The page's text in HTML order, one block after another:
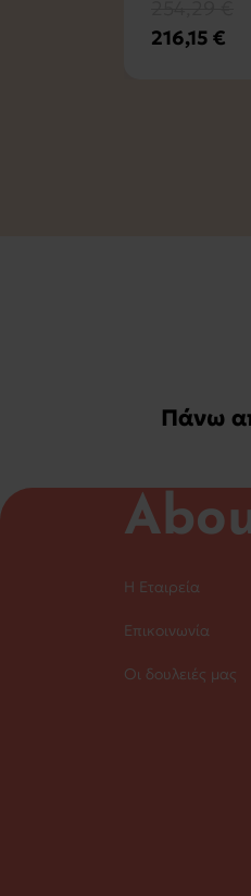
216,15 €
Πάνω
Η Εταιρεία
Επικοινωνία
Οι δουλειές μας